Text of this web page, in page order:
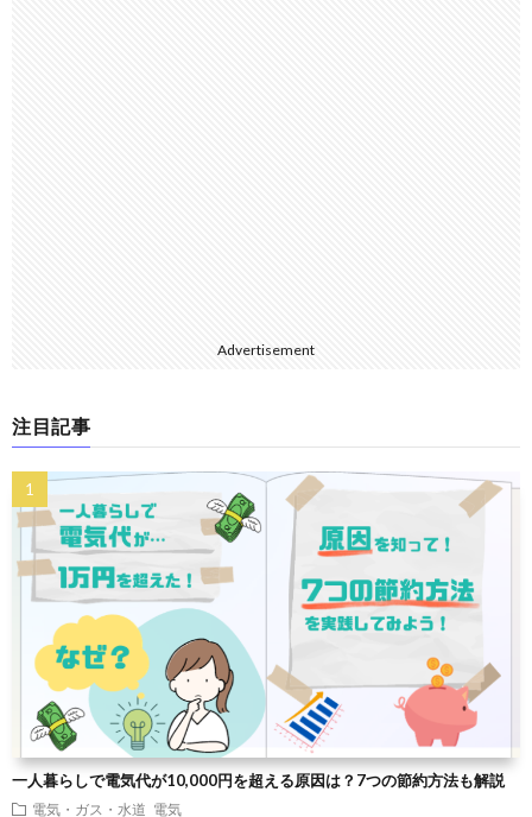
Advertisement
注目記事
一人暮らしで電気代が10,000円を超える原因は？7つの節約方法も解説
電気・ガス・水道 電気